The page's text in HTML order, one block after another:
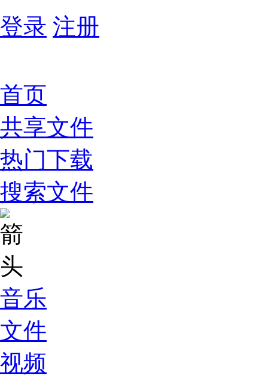
登录 注册
首页
共享文件
热门下载
搜索文件
音乐
文件
视频